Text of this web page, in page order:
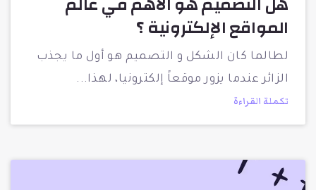
المواقع الإلكترونية ؟
لطالما كان الشكل و التصميم هو أول ما يجذب
الزائر عندما يزور موقعاً إلكترونيا، لهذا
تكملة القراءة